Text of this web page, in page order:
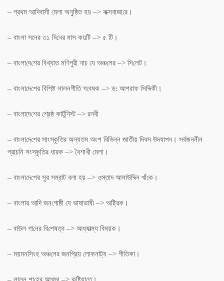
– প্রথম আদিবাসী মেলা অনু‌ষ্ঠিত হয় –> কক্সবাজা‌রে।
– বাংলা সনের ৩১ দি‌নের মাস কয়‌টি –> ৫ টি।
– বাংলা‌দে‌শের বিখ্যাত ম‌ণিপুরী নাচ যে অঞ্চ‌লের –> সি‌লেট।
– বাংলা‌দে‌শের বিশিষ্ট লালনগীতি গ‌বেষক –> ড: আশরাফ সি‌দ্দিকী।
– বাংলাদে‌শের শ্রেষ্ঠ কার্টু‌নিস্ট –> রনবী
– বাংলা‌দে‌শের সাংস্কৃ‌তির অন্যতম অংশ বি‌ভিন্ন জাতীয় দিবস উদযাপন। সর্বজননীন
প্রাচ‌নি সংস্কৃ‌তির ধারক –> বৈশাখী মেলা।
– বাংলা‌দে‌শের সুর সম্রাট বলা হয় –> ওস্তাদ আলাউদ্দিন খাঁ‌কে।
– বাংলার আ‌দি জন‌গোষ্ঠী যে ভাষাভাষী –> অ‌ষ্ট্রিক।
– বাউল গা‌নের বি‌শেষত্ব –> আধ্যাত্ম্য বিষয়ক।
– ময়মন‌সিংহ অঞ্চ‌লের জন‌প্রিয় লোকনাট্য –> গীতিকা।